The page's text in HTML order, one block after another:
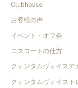
Clubhouse
お客様の声
イベント・オフ会
エスコートの仕方
クォンタムヴォイスア
クォンタムヴォイスト